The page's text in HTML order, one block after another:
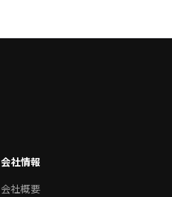
会社情報
会社概要